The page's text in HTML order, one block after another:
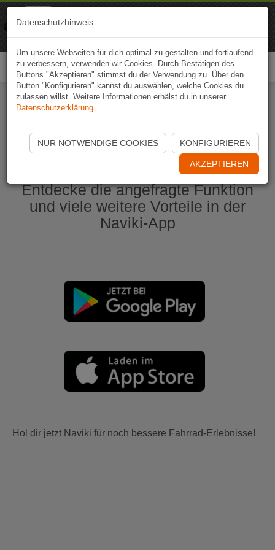
Naviki App jetzt öffnen
Entdecke die angefragte Funktion
und viele weitere Vorteile in der
Naviki-App
Hol dir jetzt Naviki für noch bessere Fahrrad-Erlebnisse!
Datenschutzhinweis
Um unsere Webseiten für dich optimal zu gestalten und fortlaufend
zu verbessern, verwenden wir Cookies. Durch Bestätigen des
Buttons "Akzeptieren" stimmst du der Verwendung zu. Über den
Button "Konfigurieren" kannst du auswählen, welche Cookies du
zulassen willst. Weitere Informationen erhälst du in unserer
Datenschutzerklärung.
NUR NOTWENDIGE COOKIES KONFIGURIEREN
AKZEPTIEREN
Naviki